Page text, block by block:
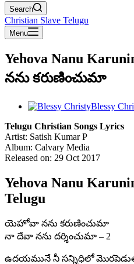
Search
Christian Slave Telugu
Menu
Yehova Nanu
నను కరుణించుమా
Blessy
Telugu Christian Songs Lyrics
Artist: Satish Kumar P
Album: Calvary Media
Released on: 29 Oct 2017
Yehova Nanu
Telugu
యెహోవా నను కరుణించుమా
నా దేవా నను దర్శించుమా – 2
ఉదయమునే నీ సన్నిధిలో